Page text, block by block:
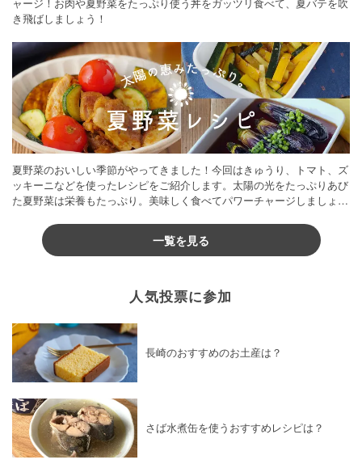
き飛ばしましょう！
夏野菜のおいしい季節がやってきました！今回はきゅうり、トマト、ズ
ッキーニなどを使ったレシピをご紹介します。太陽の光をたっぷりあび
た夏野菜は栄養もたっぷり。美味しく食べてパワーチャージしましょう
一覧を見る
人気投票に参加
長崎のおすすめのお土産は？
さば水煮缶を使うおすすめレシピは？